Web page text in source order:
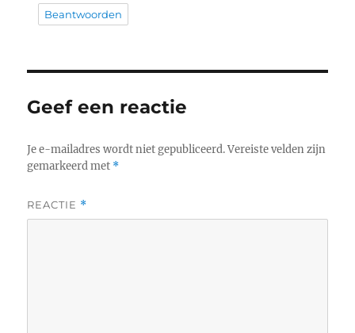
Beantwoorden
Geef een reactie
Je e-mailadres wordt niet gepubliceerd. Vereiste velden zijn
gemarkeerd met *
REACTIE *